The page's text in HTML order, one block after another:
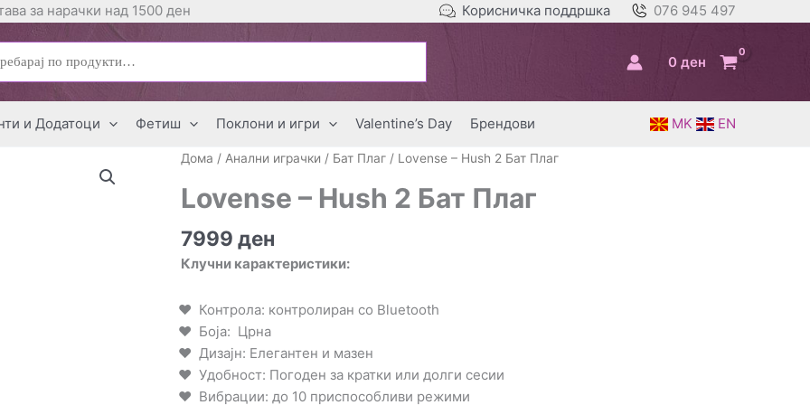
за нарачки над 1500 ден Корисничка поддршка 076 945 497
0 ден
и Додатоци Фетиш Поклони и игри Valentine’s Day Брендови MK EN
Дома / Анални играчки / Бат Плаг / Lovense – Hush 2 Бат Плаг
Lovense – Hush 2 Бат Плаг
7999 ден
Клучни карактеристики:
Контрола: контролиран со Bluetooth
Боја: Црна
Дизајн: Елегантен и мазен
Удобност: Погоден за кратки или долги сесии
Вибрации: до 10 приспособливи режими